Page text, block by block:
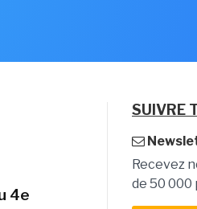
4e
SUIVRE
Recevez
de 50 000